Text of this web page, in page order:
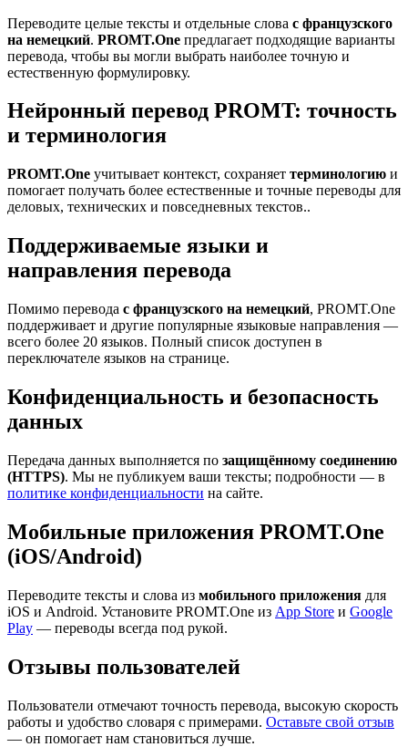
Переводите целые тексты и отдельные слова с французского
на немецкий. PROMT.One предлагает подходящие варианты
перевода, чтобы вы могли выбрать наиболее точную и
естественную формулировку.
Нейронный перевод PROMT: точность
и терминология
PROMT.One учитывает контекст, сохраняет терминологию и
помогает получать более естественные и точные переводы для
деловых, технических и повседневных текстов..
Поддерживаемые языки и
направления перевода
Помимо перевода с французского на немецкий, PROMT.One
поддерживает и другие популярные языковые направления —
всего более 20 языков. Полный список доступен в
переключателе языков на странице.
Конфиденциальность и безопасность
данных
Передача данных выполняется по защищённому соединению
(HTTPS). Мы не публикуем ваши тексты; подробности — в
политике конфиденциальности на сайте.
Мобильные приложения PROMT.One
(iOS/Android)
Переводите тексты и слова из мобильного приложения для
iOS и Android. Установите PROMT.One из App Store и Google
Play — переводы всегда под рукой.
Отзывы пользователей
Пользователи отмечают точность перевода, высокую скорость
работы и удобство словаря с примерами. Оставьте свой отзыв
— он помогает нам становиться лучше.